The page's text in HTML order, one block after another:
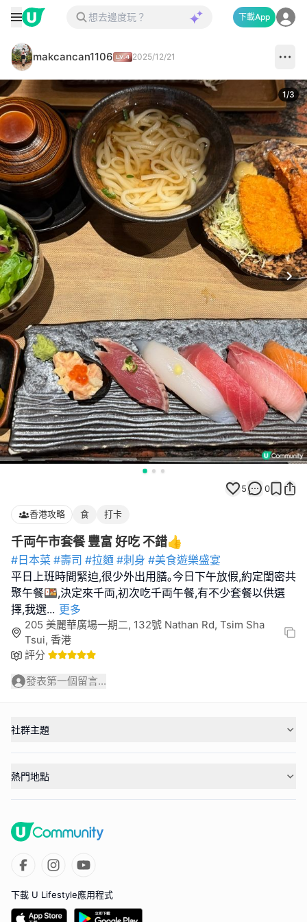
下載App
makcancan1106 2025/12/21
1/3
5 0
香港攻略 食 打卡
千両午市套餐 豐富 好吃 不錯👍
#日本菜 #壽司 #拉麵 #刺身 #美食遊樂盛宴
平日上班時間緊迫,很少外出用膳｡今日下午放假,約定閨密共
聚午餐🍱,決定來千両,初次吃千両午餐,有不少套餐以供選
擇,我選... 更多
205 美麗華廣場一期二, 132號 Nathan Rd, Tsim Sha
Tsui, 香港
評分
發表第一個留言...
社群主題
熱門地點
下載 U Lifestyle應用程式